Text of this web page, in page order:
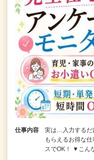
仕事内容
実は…入力するだ
もらえるお得な
スでOK！ ▼こん